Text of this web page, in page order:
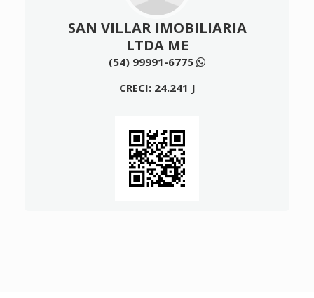
SAN VILLAR IMOBILIARIA
LTDA ME
(54) 99991-6775
CRECI: 24.241 J